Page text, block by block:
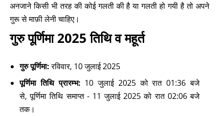
अनजाने किसी भी तरह की कोई गलती की है या गलती हो गयी है तो अपने
गुरू से माफ़ी लेनी चाहिए।
गुरु पूर्णिमा 2025 तिथि व महूर्त
गुरु पूर्णिमा:रविवार, 10 जुलाई 2025
पूर्णिमा तिथि प्रारम्भ: 10 जुलाई 2025 को रात 01:36 बजे
से, पूर्णिमा तिथि समाप्त - 11 जुलाई 2025 को रात 02:06 बजे
तक।